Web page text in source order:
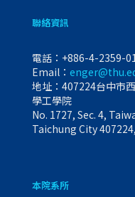
聯絡資訊
電話： +886-4-2359-
Email：
地址：407224台中市
學工學院
No. 1727, Sec. 4,
Taichung City
本院系所